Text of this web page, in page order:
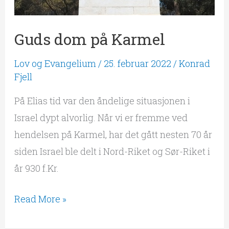
Guds dom på Karmel
Lov og Evangelium/ 25. februar 2022 /Konrad
Fjell
På Elias tid var den åndelige situasjonen i
Israel dypt alvorlig. Når vi er fremme ved
hendelsen på Karmel, har det gått nesten 70 år
siden Israel ble delt i Nord-Riket og Sør-Riket i
år 930 f.Kr.
Read More »